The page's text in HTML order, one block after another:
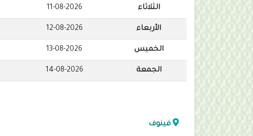
الثلاثاء 11-08-2026
الأربعاء 12-08-2026
الخميس 13-08-2026
الجمعة 14-08-2026
فينوف